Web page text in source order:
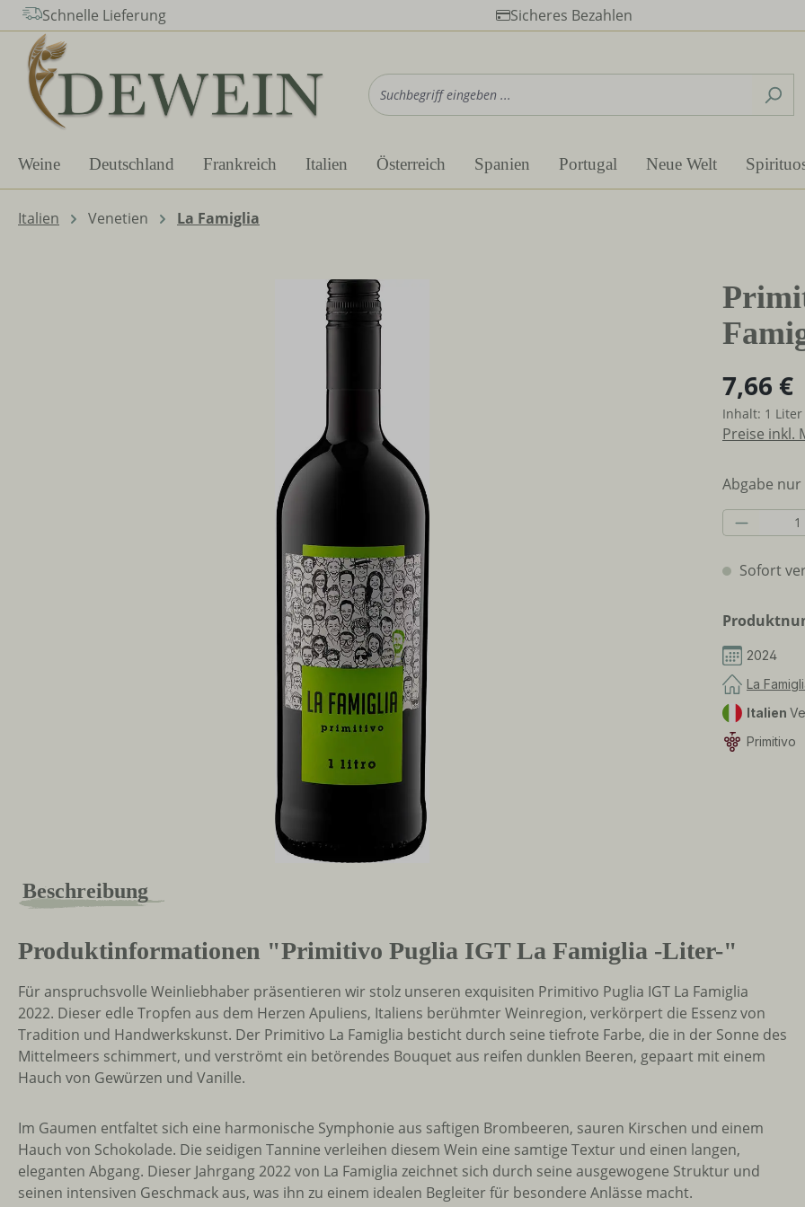
Hauptinhalt springen
Zur Suche springen
Zur Hauptnavigation springen
Schnelle Lieferung Sicheres Bezahlen
Weine Deutschland Frankreich Italien Österreich Spanien Portugal Neue Welt
Italien Venetien La Famiglia
7,66 €
Inhalt: 1 Liter
Preise inkl.
Abgabe nur
Sofort
2024
La
Italien
Primitivo
Beschreibung
Produktinformationen "Primitivo Puglia IGT La Famiglia -Liter-"
Für anspruchsvolle Weinliebhaber präsentieren wir stolz unseren exquisiten Primitivo Puglia IGT La Famiglia
2022. Dieser edle Tropfen aus dem Herzen Apuliens, Italiens berühmter Weinregion, verkörpert die Essenz von
Tradition und Handwerkskunst. Der Primitivo La Famiglia besticht durch seine tiefrote Farbe, die in der Sonne des
Mittelmeers schimmert, und verströmt ein betörendes Bouquet aus reifen dunklen Beeren, gepaart mit einem
Hauch von Gewürzen und Vanille.
Im Gaumen entfaltet sich eine harmonische Symphonie aus saftigen Brombeeren, sauren Kirschen und einem
Hauch von Schokolade. Die seidigen Tannine verleihen diesem Wein eine samtige Textur und einen langen,
eleganten Abgang. Dieser Jahrgang 2022 von La Famiglia zeichnet sich durch seine ausgewogene Struktur und
seinen intensiven Geschmack aus, was ihn zu einem idealen Begleiter für besondere Anlässe macht.